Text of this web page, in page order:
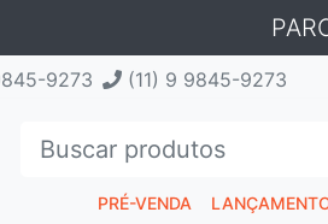
9273 (11) 9 9845-9273
PRÉ-VENDA